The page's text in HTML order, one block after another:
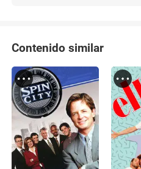
Contenido similar